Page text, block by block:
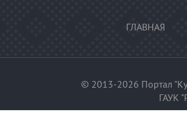
ГЛАВНАЯ
© 2013-2026 Портал
ГАУК